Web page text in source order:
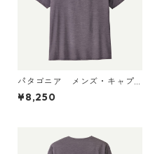
パタゴニア メンズ・キャプ
リーン・クール・デイリー・
シャツ（ハット・トリッパ
¥8,250